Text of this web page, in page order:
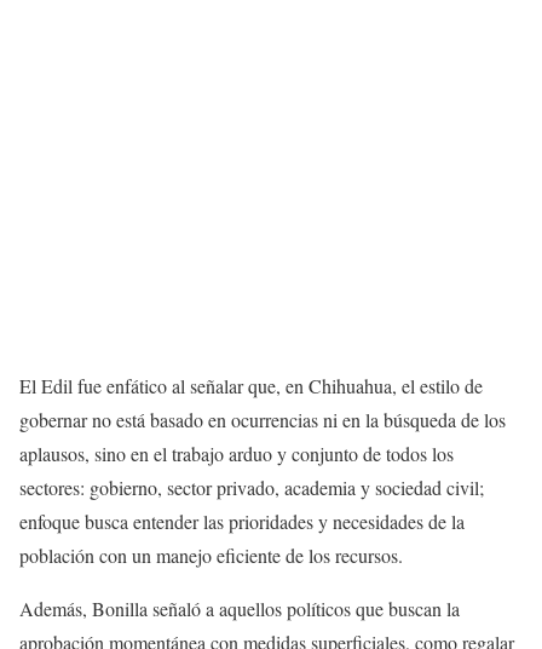
El Edil fue enfático al señalar que, en Chihuahua, el estilo de
gobernar no está basado en ocurrencias ni en la búsqueda de los
aplausos, sino en el trabajo arduo y conjunto de todos los
sectores: gobierno, sector privado, academia y sociedad civil;
enfoque busca entender las prioridades y necesidades de la
población con un manejo eficiente de los recursos.
Además, Bonilla señaló a aquellos políticos que buscan la
aprobación momentánea con medidas superficiales, como regalar